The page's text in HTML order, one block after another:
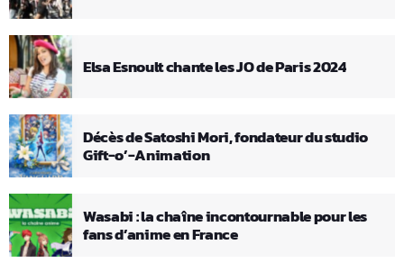
Elsa Esnoult chante les JO de Paris 2024
Décès de Satoshi Mori, fondateur du studio
Gift-o’-Animation
Wasabi : la chaîne incontournable pour les
fans d’anime en France